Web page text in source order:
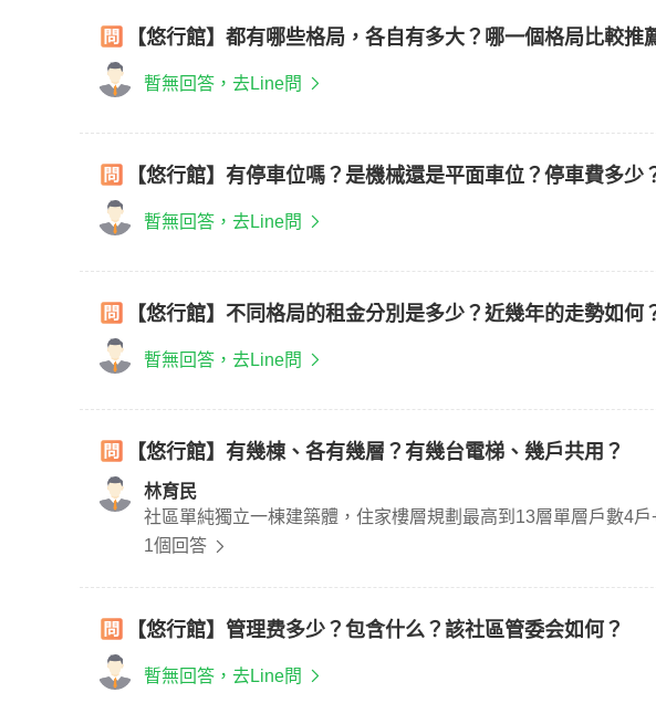
【悠行館】都有哪些格局，各自有多大？哪一個格局比較推
暫無回答，去Line問
【悠行館】有停車位嗎？是機械還是平面車位？停車費多少
暫無回答，去Line問
【悠行館】不同格局的租金分別是多少？近幾年的走勢如何
暫無回答，去Line問
【悠行館】有幾棟、各有幾層？有幾台電梯、幾戶共用？
林育民
社區單純獨立一棟建築體，住家樓層規劃最高到13層單層戶數4
1個回答
【悠行館】管理费多少？包含什么？該社區管委会如何？
暫無回答，去Line問